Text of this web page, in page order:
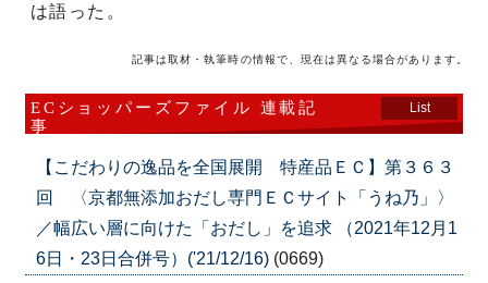
は語った。
記事は取材・執筆時の情報で、現在は異なる場合があります。
ECショッパーズファイル 連載記
事
List
【こだわりの逸品を全国展開 特産品ＥＣ】第３６３
回 〈京都無添加おだし専門ＥＣサイト「うね乃」〉
／幅広い層に向けた「おだし」を追求 （2021年12月1
6日・23日合併号）('21/12/16) (0669)